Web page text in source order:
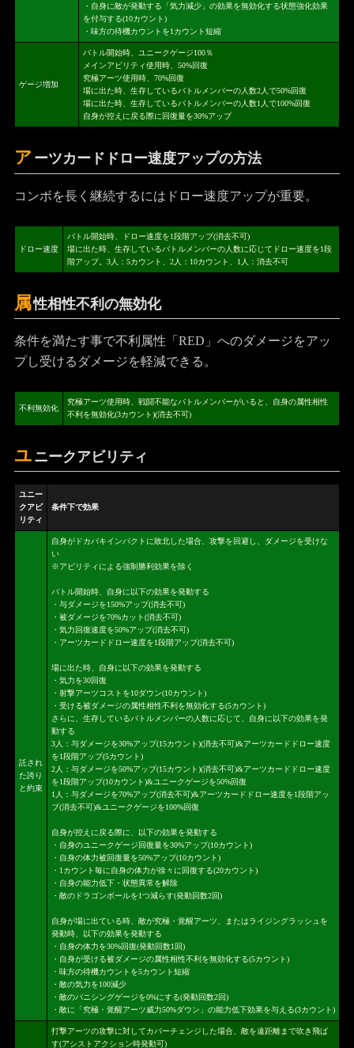
・自身に敵が発動する「気力減少」の効果を無効化する状態強化効果
を付与する(10カウント)
・味方の待機カウントを1カウント短縮
ゲージ増加
バトル開始時、ユニークゲージ100％
メインアビリティ使用時、50%回復
究極アーツ使用時、70%回復
場に出た時、生存しているバトルメンバーの人数2人で50%回復
場に出た時、生存しているバトルメンバーの人数1人で100%回復
自身が控えに戻る際に回復量を30%アップ
ア ーツカードドロー速度アップの方法
コンボを長く継続するにはドロー速度アップが重要。
ドロー速度
バトル開始時、ドロー速度を1段階アップ(消去不可)
場に出た時、生存しているバトルメンバーの人数に応じてドロー速度を1段
階アップ。3人：5カウント、2人：10カウント、1人：消去不可
属性相性不利の無効化
条件を満たす事で不利属性「RED」へのダメージをアッ
プし受けるダメージを軽減できる。
不利無効化
究極アーツ使用時、戦闘不能なバトルメンバーがいると、自身の属性相性
不利を無効化(3カウント)(消去不可)
ユ ニークアビリティ
ユニー
クアビ
リティ
条件下で効果
託され
た誇り
と約束
自身がドカバキインパクトに敗北した場合、攻撃を回避し、ダメージを受けな
い
※アビリティによる強制勝利効果を除く
バトル開始時、自身に以下の効果を発動する
・与ダメージを150%アップ(消去不可)
・被ダメージを70%カット(消去不可)
・気力回復速度を50%アップ(消去不可)
・アーツカードドロー速度を1段階アップ(消去不可)
場に出た時、自身に以下の効果を発動する
・気力を30回復
・射撃アーツコストを10ダウン(10カウント)
・受ける被ダメージの属性相性不利を無効化する(5カウント)
さらに、生存しているバトルメンバーの人数に応じて、自身に以下の効果を発
動する
3人：与ダメージを30%アップ(15カウント)(消去不可)&アーツカードドロー速度
を1段階アップ(5カウント)
2人：与ダメージを50%アップ(15カウント)(消去不可)&アーツカードドロー速度
を1段階アップ(10カウント)&ユニークゲージを50%回復
1人：与ダメージを70%アップ(消去不可)&アーツカードドロー速度を1段階アッ
プ(消去不可)&ユニークゲージを100%回復
自身が控えに戻る際に、以下の効果を発動する
・自身のユニークゲージ回復量を30%アップ(10カウント)
・自身の体力被回復量を50%アップ(10カウント)
・1カウント毎に自身の体力が徐々に回復する(20カウント)
・自身の能力低下・状態異常を解除
・敵のドラゴンボールを1つ減らす(発動回数2回)
自身が場に出ている時、敵が究極・覚醒アーツ、またはライジングラッシュを
発動時、以下の効果を発動する
・自身の体力を30%回復(発動回数1回)
・自身が受ける被ダメージの属性相性不利を無効化する(5カウント)
・味方の待機カウントを5カウント短縮
・敵の気力を100減少
・敵のバニシングゲージを0%にする(発動回数2回)
・敵に「究極・覚醒アーツ威力50%ダウン」の能力低下効果を与える(3カウント)
打撃アーツの攻撃に対してカバーチェンジした場合、敵を遠距離まで吹き飛ば
す(アシストアクション時発動可)